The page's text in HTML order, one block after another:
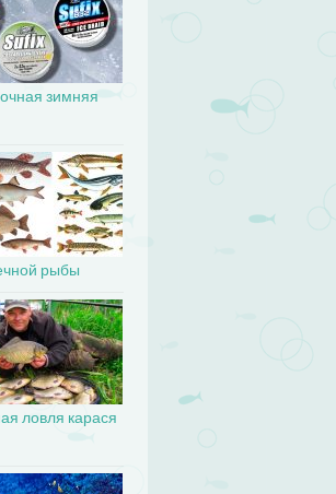
зимняя
рыбы
ловля карася